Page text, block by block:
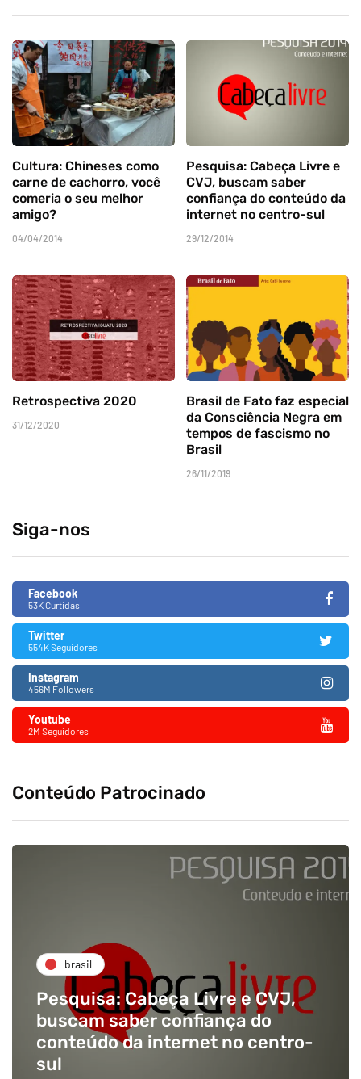
Cultura: Chineses como
carne de cachorro, você
comeria o seu melhor
amigo?
04/04/2014
Pesquisa: Cabeça Livre e
CVJ, buscam saber
confiança do conteúdo da
internet no centro-sul
29/12/2014
Retrospectiva 2020
31/12/2020
Brasil de Fato faz especial
da Consciência Negra em
tempos de fascismo no
Brasil
26/11/2019
Siga-nos
Facebook
53K Curtidas
Twitter
554K Seguidores
Instagram
456M Followers
Youtube
2M Seguidores
Conteúdo Patrocinado
brasil
Pesquisa: Cabeça Livre e CVJ,
buscam saber confiança do
conteúdo da internet no centro-
sul